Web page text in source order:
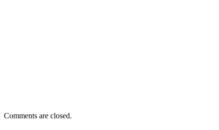
Comments are closed.